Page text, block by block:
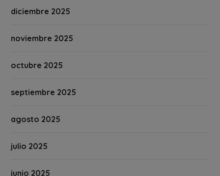
diciembre 2025
noviembre 2025
octubre 2025
septiembre 2025
agosto 2025
julio 2025
junio 2025